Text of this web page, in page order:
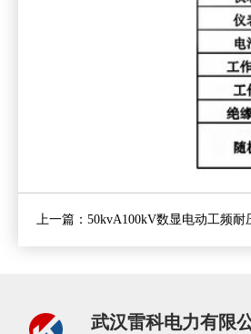
上一篇： 50kvA100kV数显电动工频
武汉雷科电力有限